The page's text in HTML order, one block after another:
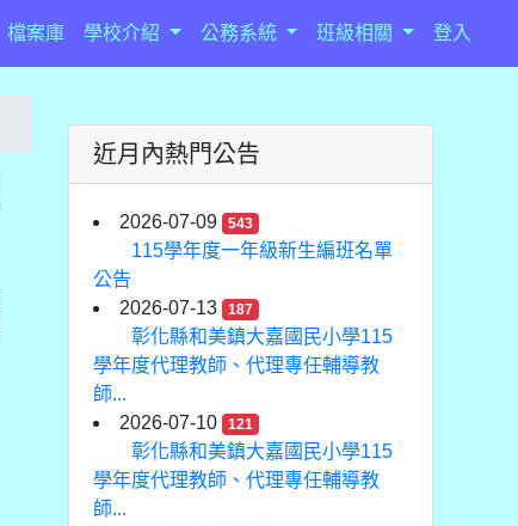
檔案庫 學校介紹 公務系統 班級相關 登入
近月內熱門公告
2026-07-09 543
115學年度一年級新生編班名單
公告
2026-07-13
187
彰化縣和美鎮大嘉國民小學115
學年度代理教師、代理專任輔導教
師...
2026-07-10
121
彰化縣和美鎮大嘉國民小學115
學年度代理教師、代理專任輔導教
師...